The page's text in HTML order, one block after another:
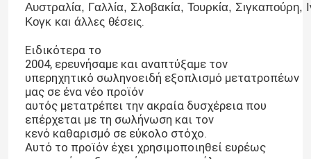
Σπίτι
Προϊόντα
Περίπου εμείς
Αυστραλία, Γαλλία, Σλοβακία, Τουρκία, Σιγκαπούρη,
Κογκ και άλλες θέσεις.
Ειδικότερα το
2004, ερευνήσαμε και αναπτύξαμε τον
υπερηχητικό σωληνοειδή εξοπλισμό μετατροπέων
μας σε ένα νέο προϊόν
αυτός μετατρέπει την ακραία δυσχέρεια που
επέρχεται με τη σωλήνωση και τον
κενό καθαρισμό σε εύκολο στόχο.
Αυτό το προϊόν έχει χρησιμοποιηθεί ευρέως